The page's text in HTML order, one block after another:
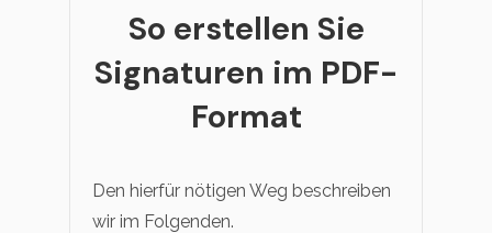
So erstellen Sie
Signaturen im PDF-
Format
Den hierfür nötigen Weg beschreiben
wir im Folgenden.